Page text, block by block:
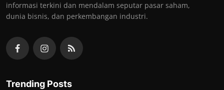
informasi terkini dan mendalam seputar pasar saham,
dunia bisnis, dan perkembangan industri.
Trending Posts